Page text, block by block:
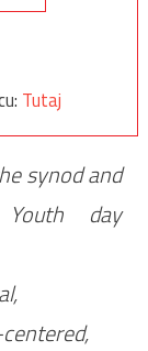
Tutaj
synod and
day